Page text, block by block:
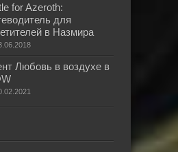
for Azeroth:
для
в Назмира
Любовь в воздухе в